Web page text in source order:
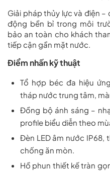
Giải pháp thủy lực và điện
động bền bỉ trong môi
bảo an toàn cho khách
tiếp cận gần mặt nước.
Điểm nhấn kỹ thuật
Tổ hợp béc đa hiệu
tháp nước trung tâm,
Đồng bộ ánh sáng –
profile biểu diễn theo
Đèn LED âm nước IP68,
chống ăn mòn.
Hồ phun thiết kế tràn